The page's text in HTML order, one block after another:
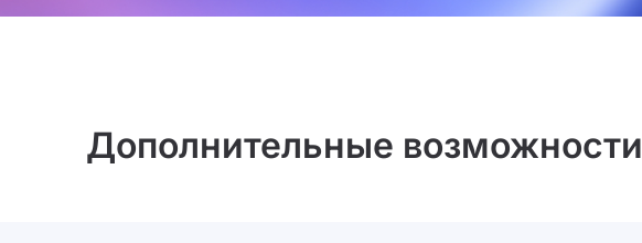
Дополнительные возможности